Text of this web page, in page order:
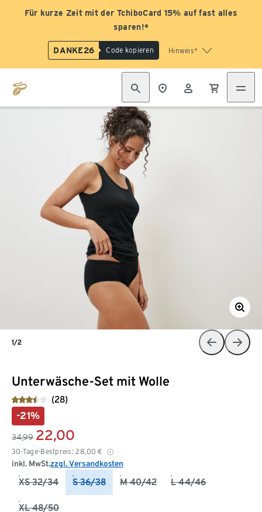
Für kurze Zeit mit der TchiboCard 15% auf fast alles
sparen!*
DANKE26 Code kopieren Hinweis*
Unterwäsche-Set mit Wolle
(28)
-21%
34,99 22,00
30-Tage-Bestpreis: 28,00 €
inkl. MwSt.zzgl. Versandkosten
XS 32/34 S 36/38 M 40/42 L 44/46
XL 48/50
1/2